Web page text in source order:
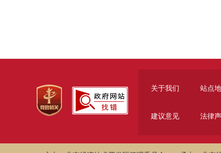
关于我们 站点
建议意见 法律